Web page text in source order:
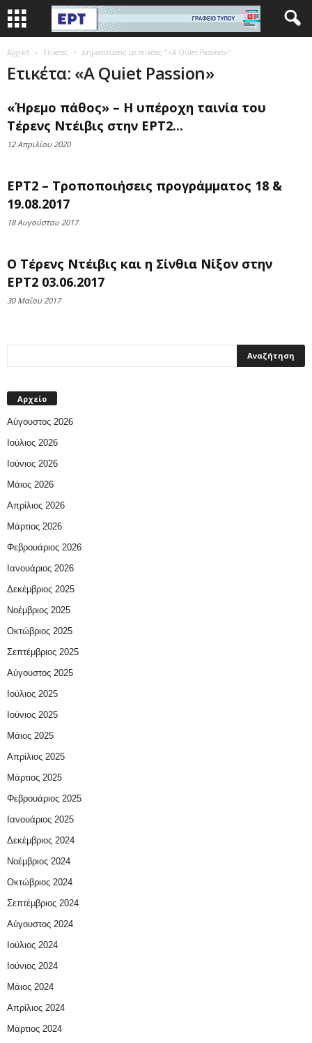
Αρχική Ετικέτες Δημοσιεύσεις με ετικέτες "«A Quiet Passion»"
Ετικέτα: «A Quiet Passion»
«Ήρεμο πάθος» – H υπέροχη ταινία του
Τέρενς Ντέιβις στην ΕΡΤ2...
12 Απριλίου 2020
ΕΡΤ2 – Τροποποιήσεις προγράμματος 18 &
19.08.2017
18 Αυγούστου 2017
Ο Τέρενς Ντέιβις και η Σίνθια Νίξον στην
ΕΡΤ2 03.06.2017
30 Μαΐου 2017
Αρχείο
Αύγουστος 2026
Ιούλιος 2026
Ιούνιος 2026
Μάιος 2026
Απρίλιος 2026
Μάρτιος 2026
Φεβρουάριος 2026
Ιανουάριος 2026
Δεκέμβριος 2025
Νοέμβριος 2025
Οκτώβριος 2025
Σεπτέμβριος 2025
Αύγουστος 2025
Ιούλιος 2025
Ιούνιος 2025
Μάιος 2025
Απρίλιος 2025
Μάρτιος 2025
Φεβρουάριος 2025
Ιανουάριος 2025
Δεκέμβριος 2024
Νοέμβριος 2024
Οκτώβριος 2024
Σεπτέμβριος 2024
Αύγουστος 2024
Ιούλιος 2024
Ιούνιος 2024
Μάιος 2024
Απρίλιος 2024
Μάρτιος 2024